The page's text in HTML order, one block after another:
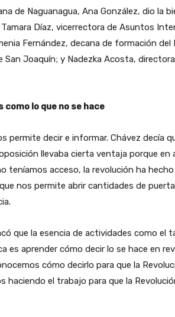
de Naguanagua, Ana González, dio la
Díaz, vicerrectora de Asuntos
Fernández, decana de formación del
San Joaquín; y Nadezka Acosta,
como lo que no se hace
permite decir e informar. Chávez decía
llevaba cierta ventaja porque
teníamos acceso, la revolución ha
nos permite abrir cantidades de
que la esencia de actividades como el
es aprender cómo decir lo se hace en
cómo decirlo para que la
haciendo el trabajo para que la